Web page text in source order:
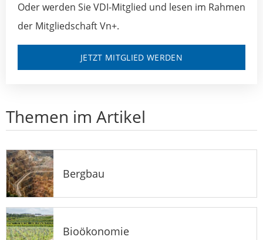
Oder werden Sie VDI-Mitglied und lesen im Rahmen
der Mitgliedschaft Vn+.
JETZT MITGLIED WERDEN
Themen im Artikel
Bergbau
Bioökonomie